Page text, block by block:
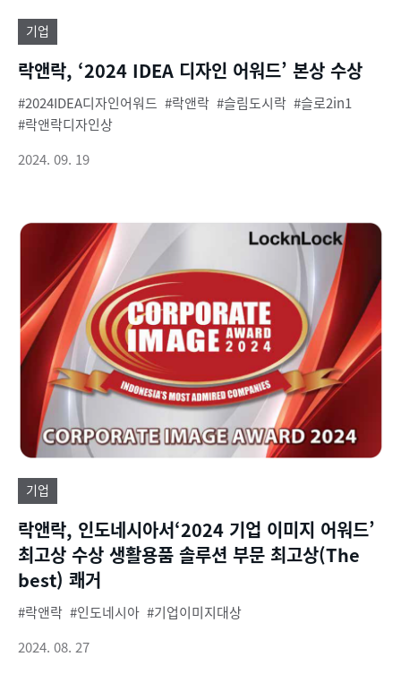
기업
락앤락, ‘2024 IDEA 디자인 어워드’ 본상 수상
2024IDEA디자인어워드 락앤락 슬림도시락
슬로2in1
락앤락디자인상
2024. 09. 19
기업
락앤락, 인도네시아서‘2024 기업 이미지 어워드’
최고상 수상 생활용품 솔루션 부문 최고상(The
best) 쾌거
락앤락 인도네시아
기업이미지대상
2024. 08. 27